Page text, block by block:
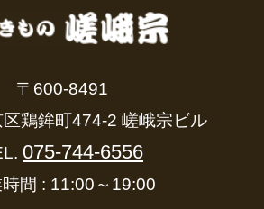
〒600-8491
鶏鉾町474-2 嵯峨宗ビル
075-744-6556
間 : 11:00～19:00